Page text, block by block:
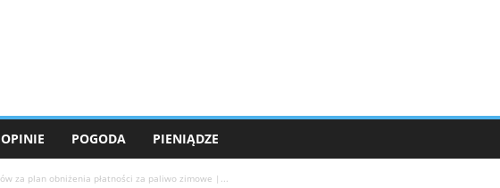
OPINIE POGODA PIENIĄDZE
za plan obniżenia płatności za paliwo zimowe |...